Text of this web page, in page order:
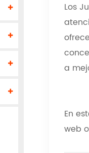
Los
a
En
web